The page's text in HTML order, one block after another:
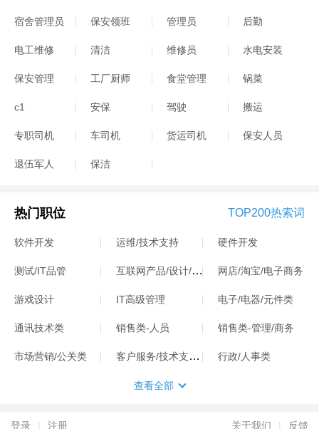
宿舍管理员 保安领班 管理员 后勤
电工维修 清洁 维修员 水电安装
保安管理 工厂厨师 食堂管理 锅菜
c1 安保 驾驶 搬运
专职司机 车司机 货运司机 保安人员
退伍军人 保洁
热门职位 TOP200热索词
软件开发 运维/技术支持 硬件开发
测试/IT品管 互联网产品/设计/运营 网店/淘宝/电子商务
游戏设计 IT高级管理 电子/电器/元件类
通讯技术类 销售类-人员 销售类-管理/商务
市场营销/公关类 客户服务/技术支持类 行政/人事类
查看全部
登录 | 注册 关于我们 | 反馈